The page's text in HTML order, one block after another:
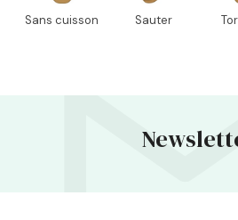
Sans cuisson Sauter